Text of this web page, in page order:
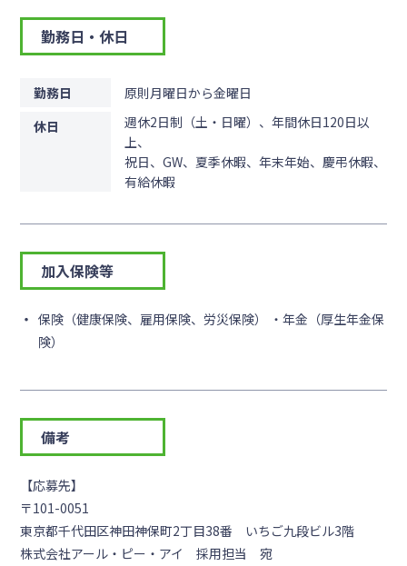
勤務日・休日
勤務日
原則月曜日から金曜日
休日
週休2日制（土・日曜）、年間休日120日以
上、
祝日、GW、夏季休暇、年末年始、慶弔休暇、
有給休暇
加入保険等
保険（健康保険、雇用保険、労災保険） ・年金（厚生年金保
険）
備考
【応募先】
〒101-0051
東京都千代田区神田神保町2丁目38番 いちご九段ビル3階
株式会社アール・ピー・アイ 採用担当 宛